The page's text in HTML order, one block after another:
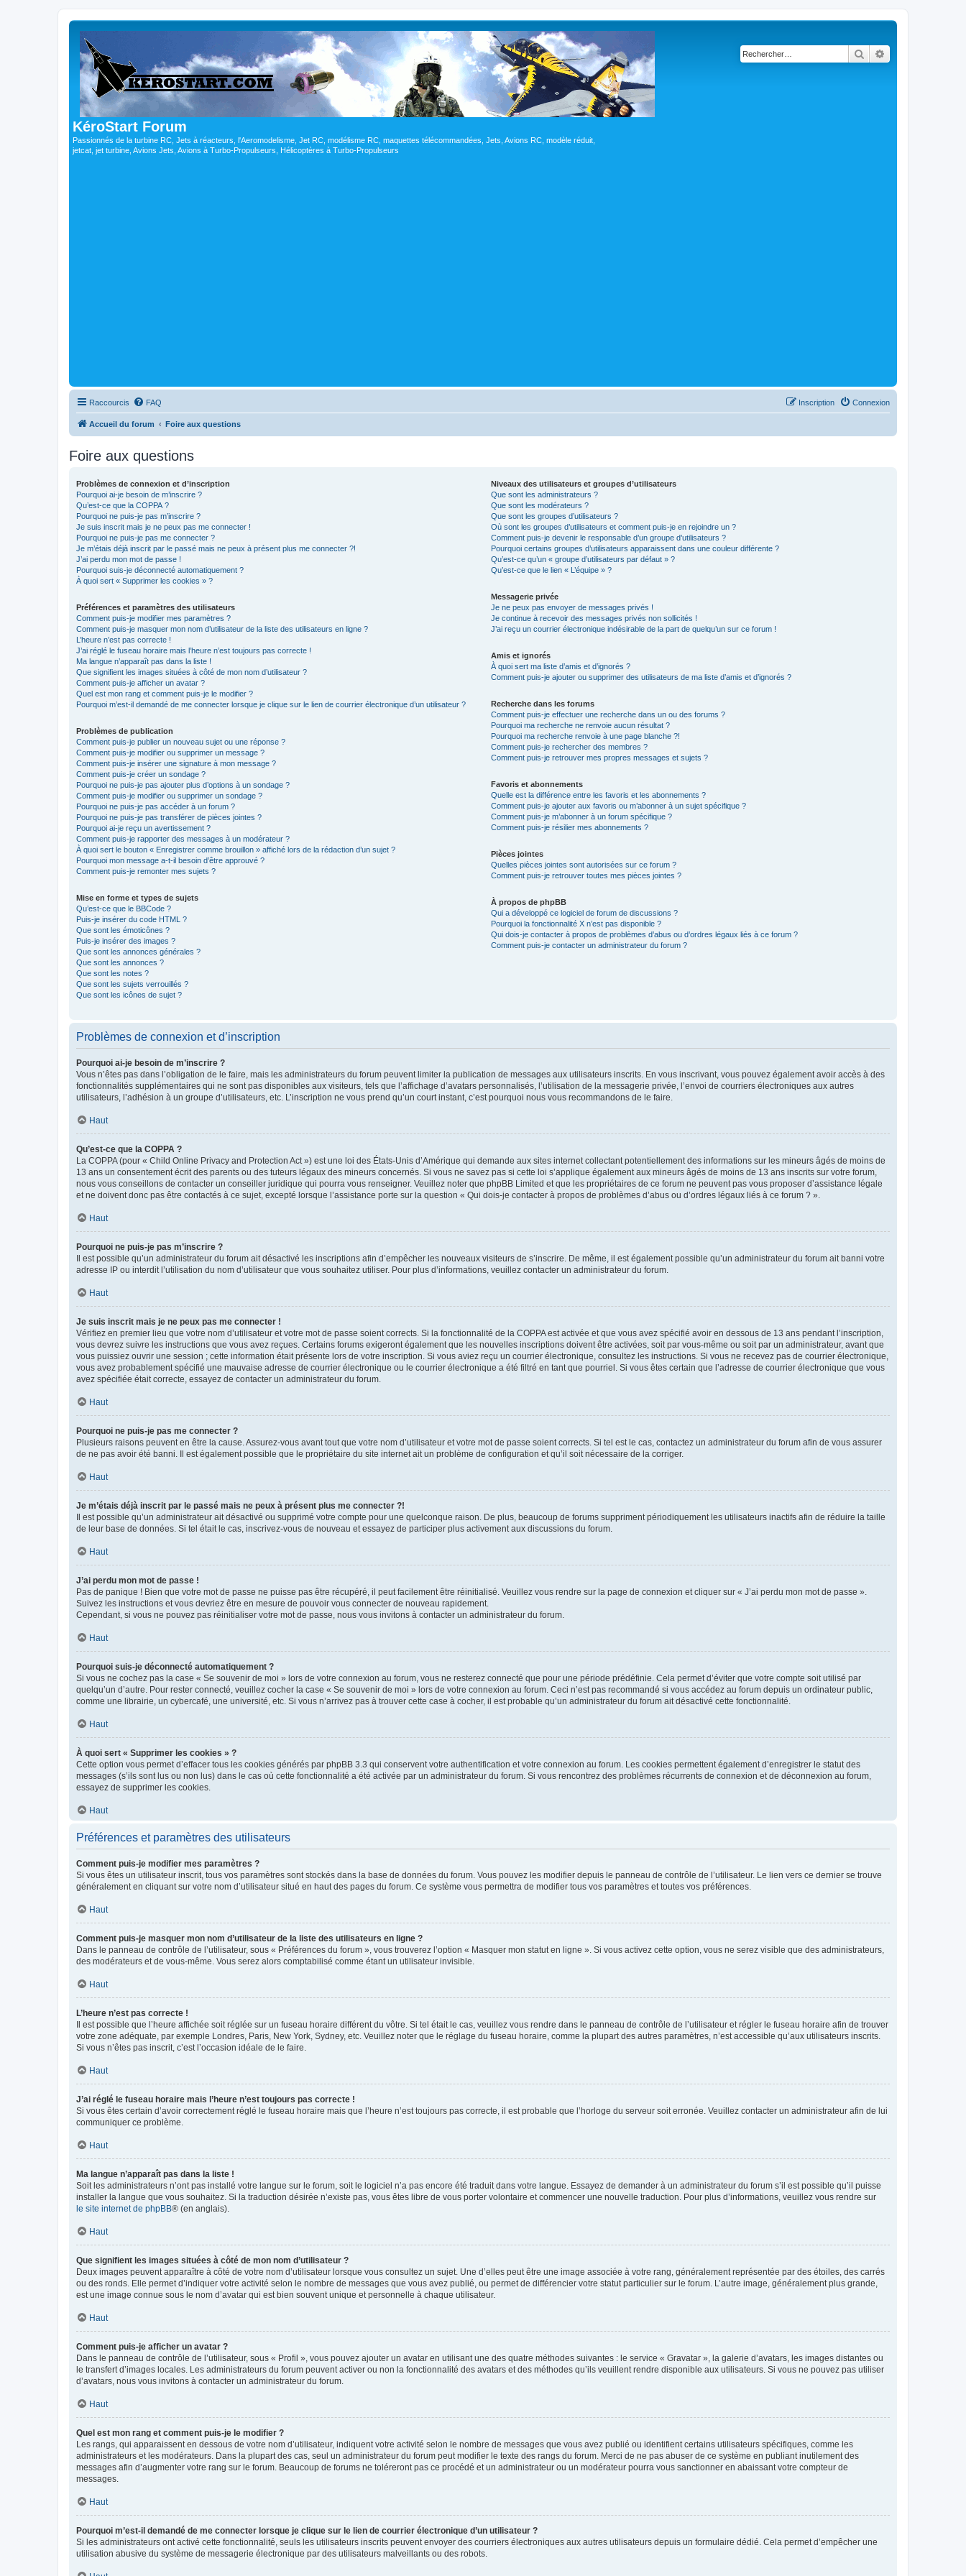
KéroStart Forum
Passionnés de la turbine RC, Jets à réacteurs, l'Aeromodelisme, Jet RC, modélisme RC, maquettes télécommandées, Jets, Avions RC, modèle réduit,
jetcat, jet turbine, Avions Jets, Avions à Turbo-Propulseurs, Hélicoptères à Turbo-Propulseurs
Rechercher
Raccourcis FAQ Connexion
Inscription
Accueil du forum Foire aux questions
Foire aux questions
Problèmes de connexion et d’inscription
Pourquoi ai-je besoin de m’inscrire ?
Qu’est-ce que la COPPA ?
Pourquoi ne puis-je pas m’inscrire ?
Je suis inscrit mais je ne peux pas me connecter !
Pourquoi ne puis-je pas me connecter ?
Je m’étais déjà inscrit par le passé mais ne peux à présent plus me connecter ?!
J’ai perdu mon mot de passe !
Pourquoi suis-je déconnecté automatiquement ?
À quoi sert « Supprimer les cookies » ?
Préférences et paramètres des utilisateurs
Comment puis-je modifier mes paramètres ?
Comment puis-je masquer mon nom d’utilisateur de la liste des utilisateurs en ligne ?
L’heure n’est pas correcte !
J’ai réglé le fuseau horaire mais l’heure n’est toujours pas correcte !
Ma langue n’apparaît pas dans la liste !
Que signifient les images situées à côté de mon nom d’utilisateur ?
Comment puis-je afficher un avatar ?
Quel est mon rang et comment puis-je le modifier ?
Pourquoi m’est-il demandé de me connecter lorsque je clique sur le lien de courrier électronique d’un utilisateur ?
Problèmes de publication
Comment puis-je publier un nouveau sujet ou une réponse ?
Comment puis-je modifier ou supprimer un message ?
Comment puis-je insérer une signature à mon message ?
Comment puis-je créer un sondage ?
Pourquoi ne puis-je pas ajouter plus d’options à un sondage ?
Comment puis-je modifier ou supprimer un sondage ?
Pourquoi ne puis-je pas accéder à un forum ?
Pourquoi ne puis-je pas transférer de pièces jointes ?
Pourquoi ai-je reçu un avertissement ?
Comment puis-je rapporter des messages à un modérateur ?
À quoi sert le bouton « Enregistrer comme brouillon » affiché lors de la rédaction d’un sujet ?
Pourquoi mon message a-t-il besoin d’être approuvé ?
Comment puis-je remonter mes sujets ?
Mise en forme et types de sujets
Qu’est-ce que le BBCode ?
Puis-je insérer du code HTML ?
Que sont les émoticônes ?
Puis-je insérer des images ?
Que sont les annonces générales ?
Que sont les annonces ?
Que sont les notes ?
Que sont les sujets verrouillés ?
Que sont les icônes de sujet ?
Niveaux des utilisateurs et groupes d’utilisateurs
Que sont les administrateurs ?
Que sont les modérateurs ?
Que sont les groupes d’utilisateurs ?
Où sont les groupes d’utilisateurs et comment puis-je en rejoindre un ?
Comment puis-je devenir le responsable d’un groupe d’utilisateurs ?
Pourquoi certains groupes d’utilisateurs apparaissent dans une couleur différente ?
Qu’est-ce qu’un « groupe d’utilisateurs par défaut » ?
Qu’est-ce que le lien « L’équipe » ?
Messagerie privée
Je ne peux pas envoyer de messages privés !
Je continue à recevoir des messages privés non sollicités !
J’ai reçu un courrier électronique indésirable de la part de quelqu’un sur ce forum !
Amis et ignorés
À quoi sert ma liste d’amis et d’ignorés ?
Comment puis-je ajouter ou supprimer des utilisateurs de ma liste d’amis et d’ignorés ?
Recherche dans les forums
Comment puis-je effectuer une recherche dans un ou des forums ?
Pourquoi ma recherche ne renvoie aucun résultat ?
Pourquoi ma recherche renvoie à une page blanche ?!
Comment puis-je rechercher des membres ?
Comment puis-je retrouver mes propres messages et sujets ?
Favoris et abonnements
Quelle est la différence entre les favoris et les abonnements ?
Comment puis-je ajouter aux favoris ou m’abonner à un sujet spécifique ?
Comment puis-je m’abonner à un forum spécifique ?
Comment puis-je résilier mes abonnements ?
Pièces jointes
Quelles pièces jointes sont autorisées sur ce forum ?
Comment puis-je retrouver toutes mes pièces jointes ?
À propos de phpBB
Qui a développé ce logiciel de forum de discussions ?
Pourquoi la fonctionnalité X n’est pas disponible ?
Qui dois-je contacter à propos de problèmes d’abus ou d’ordres légaux liés à ce forum ?
Comment puis-je contacter un administrateur du forum ?
Problèmes de connexion et d’inscription
Pourquoi ai-je besoin de m’inscrire ?
Vous n’êtes pas dans l’obligation de le faire, mais les administrateurs du forum peuvent limiter la publication de messages aux utilisateurs inscrits. En vous inscrivant, vous pouvez également avoir accès à des
fonctionnalités supplémentaires qui ne sont pas disponibles aux visiteurs, tels que l’affichage d’avatars personnalisés, l’utilisation de la messagerie privée, l’envoi de courriers électroniques aux autres
utilisateurs, l’adhésion à un groupe d’utilisateurs, etc. L’inscription ne vous prend qu’un court instant, c’est pourquoi nous vous recommandons de le faire.
Haut
Qu’est-ce que la COPPA ?
La COPPA (pour « Child Online Privacy and Protection Act ») est une loi des États-Unis d’Amérique qui demande aux sites internet collectant potentiellement des informations sur les mineurs âgés de moins de
13 ans un consentement écrit des parents ou des tuteurs légaux des mineurs concernés. Si vous ne savez pas si cette loi s’applique également aux mineurs âgés de moins de 13 ans inscrits sur votre forum,
nous vous conseillons de contacter un conseiller juridique qui pourra vous renseigner. Veuillez noter que phpBB Limited et que les propriétaires de ce forum ne peuvent pas vous proposer d’assistance légale
et ne doivent donc pas être contactés à ce sujet, excepté lorsque l’assistance porte sur la question « Qui dois-je contacter à propos de problèmes d’abus ou d’ordres légaux liés à ce forum ? ».
Haut
Pourquoi ne puis-je pas m’inscrire ?
Il est possible qu’un administrateur du forum ait désactivé les inscriptions afin d’empêcher les nouveaux visiteurs de s’inscrire. De même, il est également possible qu’un administrateur du forum ait banni votre
adresse IP ou interdit l’utilisation du nom d’utilisateur que vous souhaitez utiliser. Pour plus d’informations, veuillez contacter un administrateur du forum.
Haut
Je suis inscrit mais je ne peux pas me connecter !
Vérifiez en premier lieu que votre nom d’utilisateur et votre mot de passe soient corrects. Si la fonctionnalité de la COPPA est activée et que vous avez spécifié avoir en dessous de 13 ans pendant l’inscription,
vous devrez suivre les instructions que vous avez reçues. Certains forums exigeront également que les nouvelles inscriptions doivent être activées, soit par vous-même ou soit par un administrateur, avant que
vous puissiez ouvrir une session ; cette information était présente lors de votre inscription. Si vous aviez reçu un courrier électronique, consultez les instructions. Si vous ne recevez pas de courrier électronique,
vous avez probablement spécifié une mauvaise adresse de courrier électronique ou le courrier électronique a été filtré en tant que pourriel. Si vous êtes certain que l’adresse de courrier électronique que vous
avez spécifiée était correcte, essayez de contacter un administrateur du forum.
Haut
Pourquoi ne puis-je pas me connecter ?
Plusieurs raisons peuvent en être la cause. Assurez-vous avant tout que votre nom d’utilisateur et votre mot de passe soient corrects. Si tel est le cas, contactez un administrateur du forum afin de vous assurer
de ne pas avoir été banni. Il est également possible que le propriétaire du site internet ait un problème de configuration et qu’il soit nécessaire de la corriger.
Haut
Je m’étais déjà inscrit par le passé mais ne peux à présent plus me connecter ?!
Il est possible qu’un administrateur ait désactivé ou supprimé votre compte pour une quelconque raison. De plus, beaucoup de forums suppriment périodiquement les utilisateurs inactifs afin de réduire la taille
de leur base de données. Si tel était le cas, inscrivez-vous de nouveau et essayez de participer plus activement aux discussions du forum.
Haut
J’ai perdu mon mot de passe !
Pas de panique ! Bien que votre mot de passe ne puisse pas être récupéré, il peut facilement être réinitialisé. Veuillez vous rendre sur la page de connexion et cliquer sur « J’ai perdu mon mot de passe ».
Suivez les instructions et vous devriez être en mesure de pouvoir vous connecter de nouveau rapidement.
Cependant, si vous ne pouvez pas réinitialiser votre mot de passe, nous vous invitons à contacter un administrateur du forum.
Haut
Pourquoi suis-je déconnecté automatiquement ?
Si vous ne cochez pas la case « Se souvenir de moi » lors de votre connexion au forum, vous ne resterez connecté que pour une période prédéfinie. Cela permet d’éviter que votre compte soit utilisé par
quelqu’un d’autre. Pour rester connecté, veuillez cocher la case « Se souvenir de moi » lors de votre connexion au forum. Ceci n’est pas recommandé si vous accédez au forum depuis un ordinateur public,
comme une librairie, un cybercafé, une université, etc. Si vous n’arrivez pas à trouver cette case à cocher, il est probable qu’un administrateur du forum ait désactivé cette fonctionnalité.
Haut
À quoi sert « Supprimer les cookies » ?
Cette option vous permet d’effacer tous les cookies générés par phpBB 3.3 qui conservent votre authentification et votre connexion au forum. Les cookies permettent également d’enregistrer le statut des
messages (s’ils sont lus ou non lus) dans le cas où cette fonctionnalité a été activée par un administrateur du forum. Si vous rencontrez des problèmes récurrents de connexion et de déconnexion au forum,
essayez de supprimer les cookies.
Haut
Préférences et paramètres des utilisateurs
Comment puis-je modifier mes paramètres ?
Si vous êtes un utilisateur inscrit, tous vos paramètres sont stockés dans la base de données du forum. Vous pouvez les modifier depuis le panneau de contrôle de l’utilisateur. Le lien vers ce dernier se trouve
généralement en cliquant sur votre nom d’utilisateur situé en haut des pages du forum. Ce système vous permettra de modifier tous vos paramètres et toutes vos préférences.
Haut
Comment puis-je masquer mon nom d’utilisateur de la liste des utilisateurs en ligne ?
Dans le panneau de contrôle de l’utilisateur, sous « Préférences du forum », vous trouverez l’option « Masquer mon statut en ligne ». Si vous activez cette option, vous ne serez visible que des administrateurs,
des modérateurs et de vous-même. Vous serez alors comptabilisé comme étant un utilisateur invisible.
Haut
L’heure n’est pas correcte !
Il est possible que l’heure affichée soit réglée sur un fuseau horaire différent du vôtre. Si tel était le cas, veuillez vous rendre dans le panneau de contrôle de l’utilisateur et régler le fuseau horaire afin de trouver
votre zone adéquate, par exemple Londres, Paris, New York, Sydney, etc. Veuillez noter que le réglage du fuseau horaire, comme la plupart des autres paramètres, n’est accessible qu’aux utilisateurs inscrits.
Si vous n’êtes pas inscrit, c’est l’occasion idéale de le faire.
Haut
J’ai réglé le fuseau horaire mais l’heure n’est toujours pas correcte !
Si vous êtes certain d’avoir correctement réglé le fuseau horaire mais que l’heure n’est toujours pas correcte, il est probable que l’horloge du serveur soit erronée. Veuillez contacter un administrateur afin de lui
communiquer ce problème.
Haut
Ma langue n’apparaît pas dans la liste !
Soit les administrateurs n’ont pas installé votre langue sur le forum, soit le logiciel n’a pas encore été traduit dans votre langue. Essayez de demander à un administrateur du forum s’il est possible qu’il puisse
installer la langue que vous souhaitez. Si la traduction désirée n’existe pas, vous êtes libre de vous porter volontaire et commencer une nouvelle traduction. Pour plus d’informations, veuillez vous rendre sur
le site internet de phpBB® (en anglais).
Haut
Que signifient les images situées à côté de mon nom d’utilisateur ?
Deux images peuvent apparaître à côté de votre nom d’utilisateur lorsque vous consultez un sujet. Une d’elles peut être une image associée à votre rang, généralement représentée par des étoiles, des carrés
ou des ronds. Elle permet d’indiquer votre activité selon le nombre de messages que vous avez publié, ou permet de différencier votre statut particulier sur le forum. L’autre image, généralement plus grande,
est une image connue sous le nom d’avatar qui est bien souvent unique et personnelle à chaque utilisateur.
Haut
Comment puis-je afficher un avatar ?
Dans le panneau de contrôle de l’utilisateur, sous « Profil », vous pouvez ajouter un avatar en utilisant une des quatre méthodes suivantes : le service « Gravatar », la galerie d’avatars, les images distantes ou
le transfert d’images locales. Les administrateurs du forum peuvent activer ou non la fonctionnalité des avatars et des méthodes qu’ils veuillent rendre disponible aux utilisateurs. Si vous ne pouvez pas utiliser
d’avatars, nous vous invitons à contacter un administrateur du forum.
Haut
Quel est mon rang et comment puis-je le modifier ?
Les rangs, qui apparaissent en dessous de votre nom d’utilisateur, indiquent votre activité selon le nombre de messages que vous avez publié ou identifient certains utilisateurs spécifiques, comme les
administrateurs et les modérateurs. Dans la plupart des cas, seul un administrateur du forum peut modifier le texte des rangs du forum. Merci de ne pas abuser de ce système en publiant inutilement des
messages afin d’augmenter votre rang sur le forum. Beaucoup de forums ne toléreront pas ce procédé et un administrateur ou un modérateur pourra vous sanctionner en abaissant votre compteur de
messages.
Haut
Pourquoi m’est-il demandé de me connecter lorsque je clique sur le lien de courrier électronique d’un utilisateur ?
Si les administrateurs ont activé cette fonctionnalité, seuls les utilisateurs inscrits peuvent envoyer des courriers électroniques aux autres utilisateurs depuis un formulaire dédié. Cela permet d’empêcher une
utilisation abusive du système de messagerie électronique par des utilisateurs malveillants ou des robots.